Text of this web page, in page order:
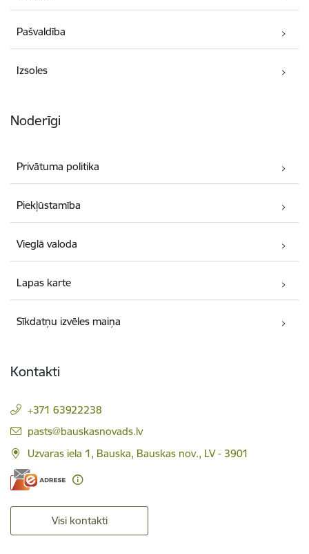
Pašvaldība
Izsoles
Noderīgi
Privātuma politika
Piekļūstamība
Vieglā valoda
Lapas karte
Sīkdatņu izvēles maiņa
Kontakti
+371 63922238
E-pasts:
pasts@bauskasnovads.lv
Uzvaras iela 1, Bauska, Bauskas nov., LV - 3901
Visi kontakti